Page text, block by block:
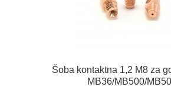
Šoba kontaktna 1,2 M8 za
MB36/MB500/